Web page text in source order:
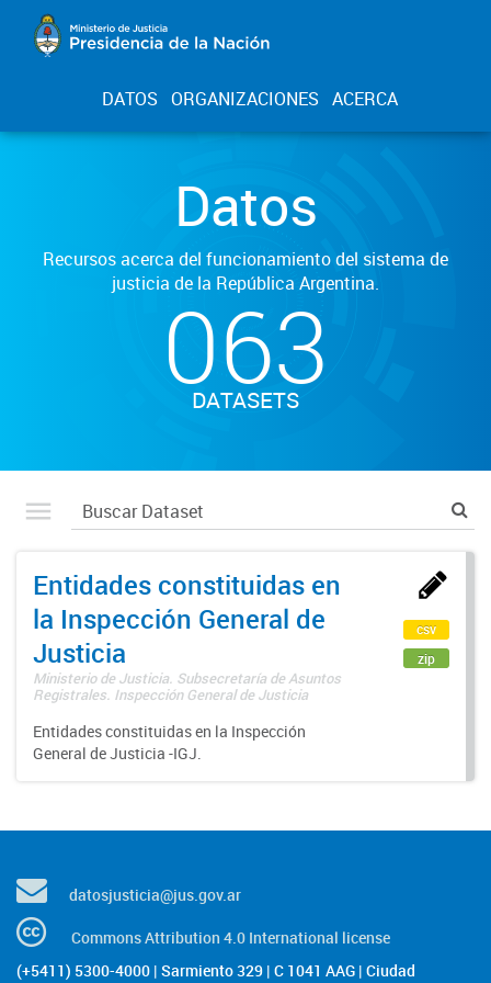
DATOS ORGANIZACIONES ACERCA
Datos
Recursos acerca del funcionamiento del sistema de
justicia de la República Argentina.
063
DATASETS
Entidades constituidas en
la Inspección General de
Justicia
Ministerio de Justicia. Subsecretaría de Asuntos
Registrales. Inspección General de Justicia
Entidades constituidas en la Inspección
General de Justicia -IGJ.
csv
zip
datosjusticia@jus.gov.ar
Commons Attribution 4.0 International license
(+5411) 5300-4000 | Sarmiento 329 | C 1041 AAG | Ciudad